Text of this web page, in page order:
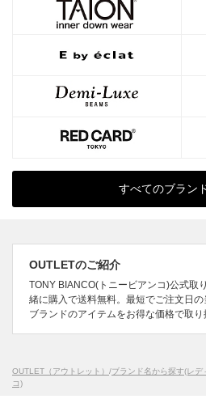
すべてのブラン
OUTLETのご紹介
TONY BIANCO(トニービアンコ)公式取
緒に購入で送料無料。最短でご注文日
ブランドのアイテムをお得な価格で取り
OUTLET（アウトレット） /ブランド名から探す(レデ
コ)